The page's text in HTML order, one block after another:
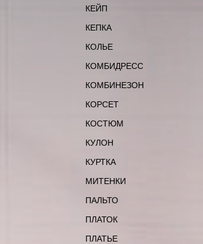
КЕЙП
КЕПКА
КОЛЬЕ
КОМБИДРЕСС
КОМБИНЕЗОН
КОРСЕТ
КОСТЮМ
КУЛОН
КУРТКА
МИТЕНКИ
ПАЛЬТО
ПЛАТОК
ПЛАТЬЕ